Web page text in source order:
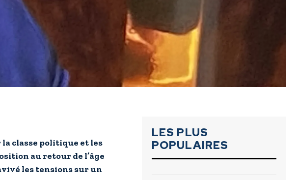
classe politique et les
au retour de l’âge
les tensions sur un
LES PLUS
POPULAIRES